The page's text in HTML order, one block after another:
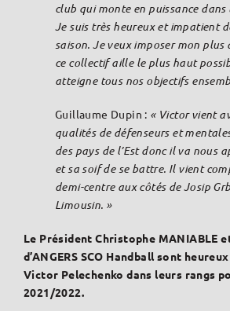
club qui monte en puissance
Je suis très heureux et impatient
saison. Je veux imposer mon plus
ce collectif aille le plus haut
atteigne tous nos objectifs
Guillaume Dupin : « Victor vient
qualités de défenseurs et
des pays de l’Est donc il va nous
et sa soif de se battre. Il vient
demi-centre aux côtés de Josip
Limousin. »
Le Président Christophe MANIABLE
d’ANGERS SCO Handball sont
Victor Pelechenko dans leurs rangs
2021/2022.